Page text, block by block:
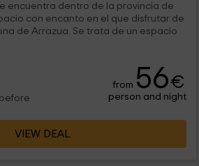
encuentra dentro de la provincia de
con encanto en el que disfrutar de
de Arrazua. Se trata de un espacio
from 56€
person and night
VIEW DEAL